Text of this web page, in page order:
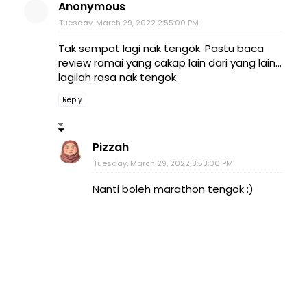
Anonymous
Tuesday, March 29, 2022 2:55:00 PM
Tak sempat lagi nak tengok. Pastu baca
review ramai yang cakap lain dari yang lain...
lagilah rasa nak tengok.
Reply
Pizzah
Tuesday, March 29, 2022 8:53:00 PM
Nanti boleh marathon tengok :)